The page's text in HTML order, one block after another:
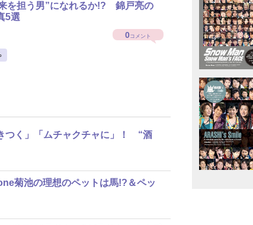
を担う男”になれるか!? 錦戸亮の
5選
0コメント
つく」「ムチャクチャに」！ “酒
菊池の理想のペットは馬!?＆ペッ